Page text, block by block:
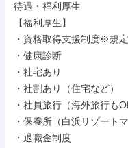
待遇・福利厚生
【福利厚生】
・資格取得支援制度※規
・健康診断
・社宅あり
・社割あり（住宅など）
・社員旅行（海外旅行も
・保養所（白浜リゾート
・退職金制度